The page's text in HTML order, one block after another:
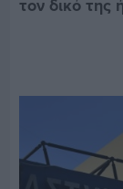
τον δικό της